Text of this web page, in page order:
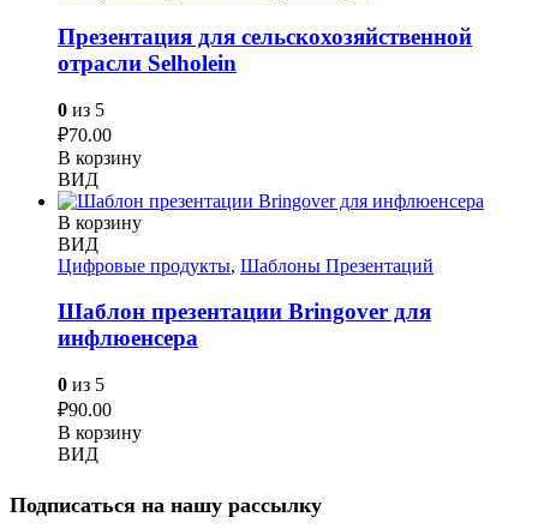
Презентация для сельскохозяйственной
отрасли Selholein
0 из 5
₽70.00
В корзину
ВИД
В корзину
ВИД
Цифровые продукты, Шаблоны Презентаций
Шаблон презентации Bringover для
инфлюенсера
0 из 5
₽90.00
В корзину
ВИД
Подписаться на нашу рассылку